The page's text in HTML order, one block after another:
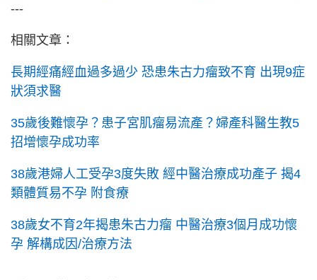
---
相關文章：
長期經痛經血過多過少 恐患朱古力瘤致不育 出現9症
狀須求醫
35歲後難懷孕？患子宮肌瘤易流產？婦產科醫生教5
招增懷孕成功率
38歲港婦人工受孕3度失敗 經中醫治療成功產子 揭4
類體質易不孕 附食療
38歲女不育2年揭患朱古力瘤 中醫治療3個月成功懷
孕 解構成因/治療方法